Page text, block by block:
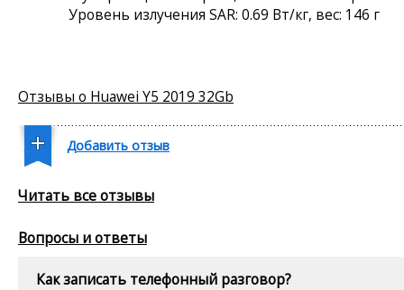
Уровень излучения SAR: 0.69 Вт/кг, вес: 146 г
Отзывы о Huawei Y5 2019 32Gb
Добавить отзыв
Читать все отзывы
Вопросы и ответы
Как записать телефонный разговор?